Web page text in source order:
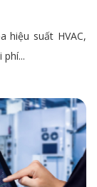
hiệu suất HVAC,